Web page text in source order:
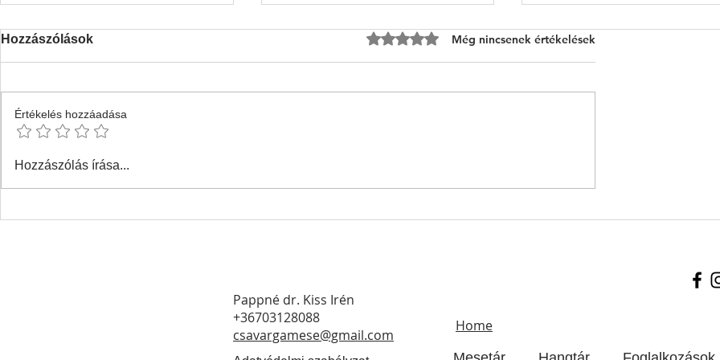
A mese folytatódik -
Hozzászólások 0 csillagot kapott az 5-ből.
Még nincsenek értékelések
Értékelés hozzáadása
Hozzászólás írása...
Pappné dr. Kiss Irén
+36703128088
csavargamese@gmail.com
Home